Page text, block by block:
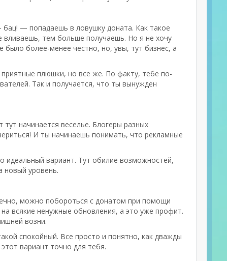
— попадаешь в ловушку доната. Как такое
вливаешь, тем больше получаешь. Но я не хочу
более-менее честно, но, увы, тут бизнес, а
плюшки, но все же. По факту, тебе по-
Так и получается, что ты вынужден
начинается веселье. Блогеры разных
И ты начинаешь понимать, что рекламные
вариант. Тут обилие возможностей,
новый уровень.
можно побороться с донатом при помощи
всякие ненужные обновления, а это уже профит.
возни.
спокойный. Все просто и понятно, как дважды
вариант точно для тебя.